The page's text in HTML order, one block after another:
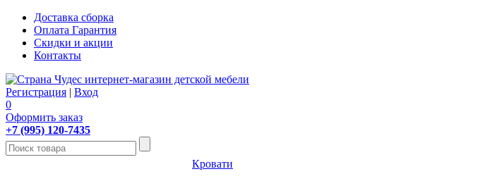
Доставка сборка
Оплата Гарантия
Скидки и акции
Контакты
Регистрация | Вход
0
Оформить заказ
+7 (995) 120-7435
Кровати